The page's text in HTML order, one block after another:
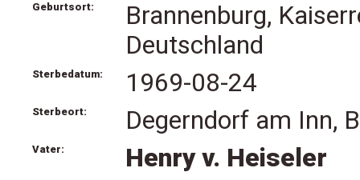
Geburtsort:
Brannenburg,
Deutschland
Sterbedatum: 1969-08-24
Sterbeort: Degerndorf am Inn,
Vater: Henry v. Heiseler